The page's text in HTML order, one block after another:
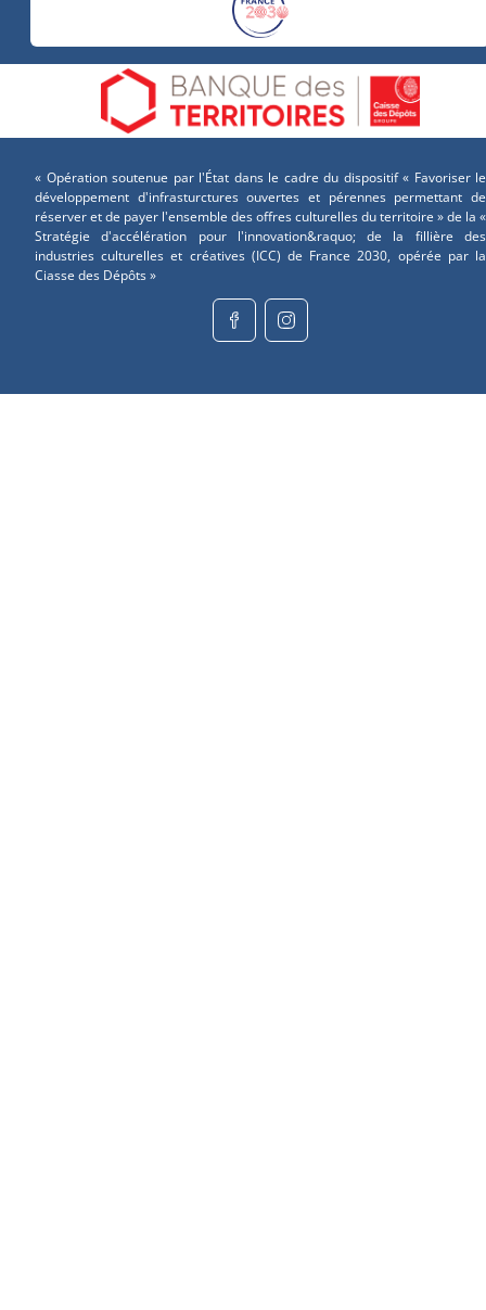
« Opération soutenue par l'État dans le cadre du dispositif « Favoriser le
développement d'infrasturctures ouvertes et pérennes permettant de
réserver et de payer l'ensemble des offres culturelles du territoire » de la «
Stratégie d'accélération pour l'innovation&raquo; de la fillière des
industries culturelles et créatives (ICC) de France 2030, opérée par la
Ciasse des Dépôts »